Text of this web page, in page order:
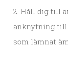
2. Håll dig till
anknytning till
som lämnat